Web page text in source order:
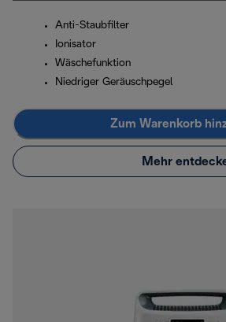
Anti-Staubfilter
Ionisator
Wäschefunktion
Niedriger Geräuschpegel
Zum Warenkorb
Mehr